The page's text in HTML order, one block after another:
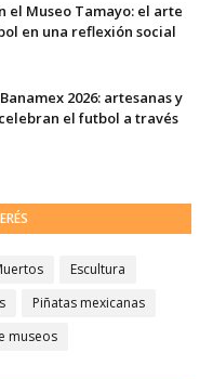
el Museo Tamayo: el arte
en una reflexión social
2026: artesanas y
el futbol a través
Escultura
Piñatas mexicanas
museos